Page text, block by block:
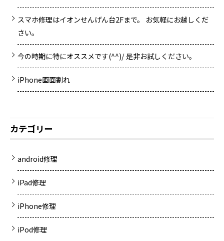
スマホ修理はイオンせんげん台2Fまで。 お気軽にお越しくだ
さい。
今の時期に特にオススメです(^^)/ 是非お試しください。
iPhone画面割れ
カテゴリー
android修理
iPad修理
iPhone修理
iPod修理